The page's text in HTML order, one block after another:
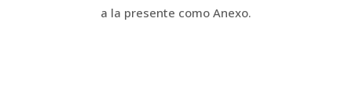
a la presente como Anexo.